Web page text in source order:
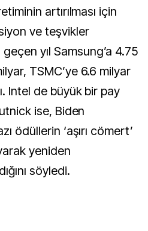
artırılması için
ve teşvikler
yıl Samsung’a 4.75
TSMC’ye 6.6 milyar
Intel de büyük bir pay
ise, Biden
ödüllerin ‘aşırı cömert’
yeniden
söyledi.